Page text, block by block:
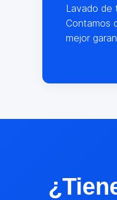
Lavado de
Contamos
mejor